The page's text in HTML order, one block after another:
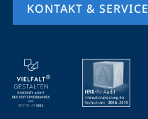
KONTAKT & SERVICE
Mobile-
Service-
Navigation